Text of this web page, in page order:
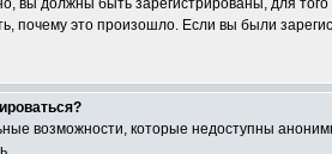
вы должны быть зарегистрированы, для
почему это произошло. Если вы были
возможности, которые недоступны